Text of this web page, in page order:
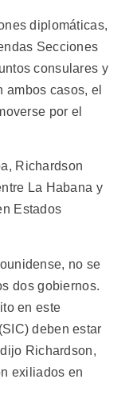
diplomáticas,
Secciones
consulares y
ambos casos, el
por el
Richardson
La Habana y
Estados
no se
dos gobiernos.
en este
deben estar
Richardson,
exiliados en